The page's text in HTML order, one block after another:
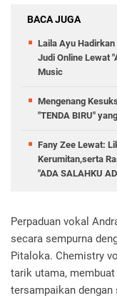
BACA JUGA
Laila Ayu
Judi Online Lewat
Music
Mengenang
"TENDA BIRU"
Fany Zee Lewat:
Kerumitan,serta
"ADA SALAHKU
Perpaduan vokal
secara sempurna
Pitaloka. Chemistry
tarik utama,
tersampaikan dengan